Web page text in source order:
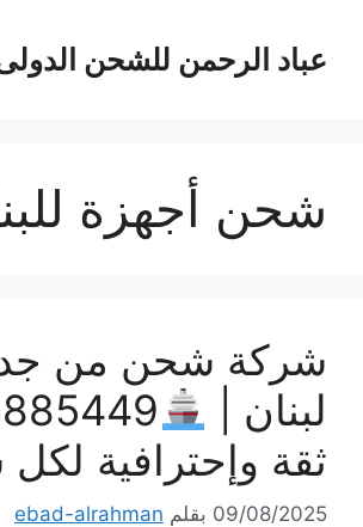
المحتوىعباد الرحمن للشحن
شحن أجهزة
شركة شحن من
لبنان |
ثقة وإحترافية
09/08/2025 بقلم ebad-alrahman